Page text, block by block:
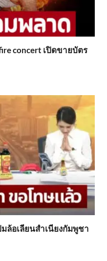
concert เปิดขายบัตร
ล้อเลียนสำเนียงกัมพูชา